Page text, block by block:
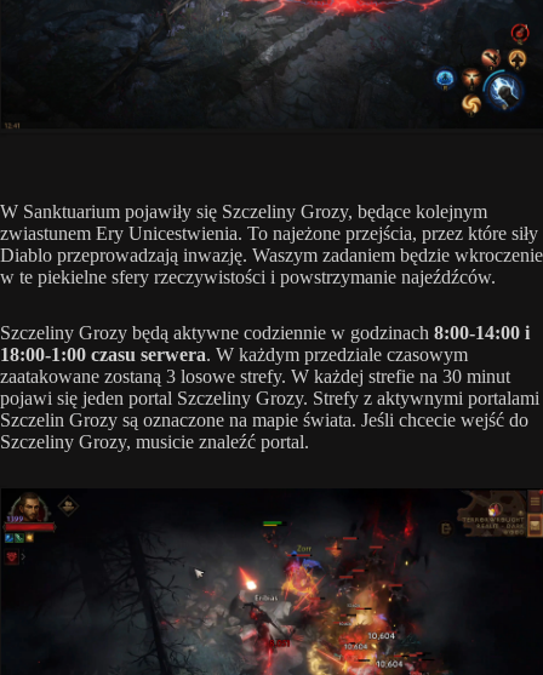
W Sanktuarium pojawiły się Szczeliny Grozy, będące kolejnym
zwiastunem Ery Unicestwienia. To najeżone przejścia, przez które siły
Diablo przeprowadzają inwazję. Waszym zadaniem będzie wkroczenie
w te piekielne sfery rzeczywistości i powstrzymanie najeźdźców.
Szczeliny Grozy będą aktywne codziennie w godzinach 8:00-14:00 i
18:00-1:00 czasu serwera. W każdym przedziale czasowym
zaatakowane zostaną 3 losowe strefy. W każdej strefie na 30 minut
pojawi się jeden portal Szczeliny Grozy. Strefy z aktywnymi portalami
Szczelin Grozy są oznaczone na mapie świata. Jeśli chcecie wejść do
Szczeliny Grozy, musicie znaleźć portal.